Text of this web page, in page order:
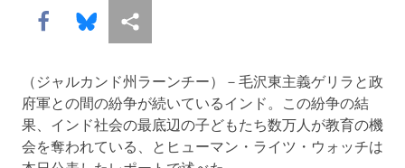
Share this via Facebook
Share this via Bluesky
More sharing options
（ジャルカンド州ラーンチー）－毛沢東主義ゲリラと政
府軍との間の紛争が続いているインド。この紛争の結
果、インド社会の最底辺の子どもたち数万人が教育の機
会を奪われている、とヒューマン・ライツ・ウォッチは